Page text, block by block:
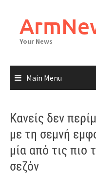
content
Your News
Main Menu
Κανείς δεν
με τη σεμνή
μία από τις πιο
σεζόν